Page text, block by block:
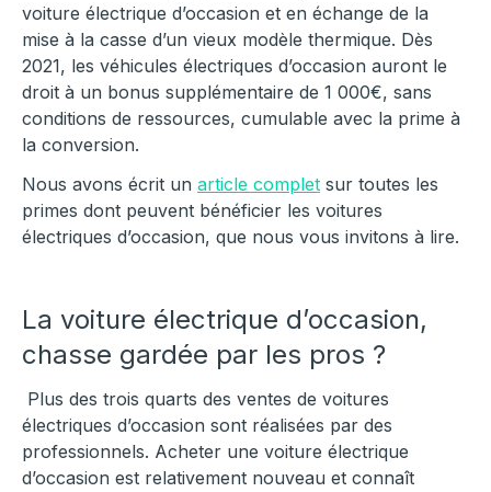
voiture électrique d’occasion et en échange de la
mise à la casse d’un vieux modèle thermique. Dès
2021, les véhicules électriques d’occasion auront le
droit à un bonus supplémentaire de 1 000€, sans
conditions de ressources, cumulable avec la prime à
la conversion.
Nous avons écrit un article complet sur toutes les
primes dont peuvent bénéficier les voitures
électriques d’occasion, que nous vous invitons à lire.
La voiture électrique d’occasion,
chasse gardée par les pros ?
Plus des trois quarts des ventes de voitures
électriques d’occasion sont réalisées par des
professionnels. Acheter une voiture électrique
d’occasion est relativement nouveau et connaît